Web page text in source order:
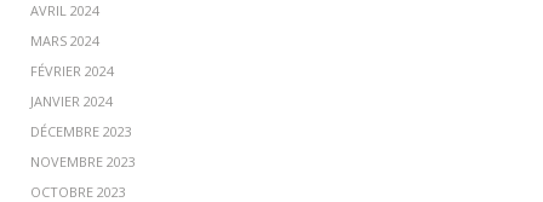
AVRIL 2024
MARS 2024
FÉVRIER 2024
JANVIER 2024
DÉCEMBRE 2023
NOVEMBRE 2023
OCTOBRE 2023